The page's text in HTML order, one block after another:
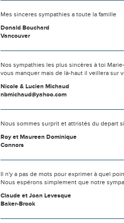
Mes sinceres sympathies a toute la famille
Donald Bouchard
Vancouver
Nos sympathies les plus sincères à toi
vous manquer mais de là-haut il veillera sur
Nicole & Lucien Michaud
nbmichaud@yahoo.com
Nous sommes surprit et attristés du depart
Roy et Maureen Dominique
Connors
Il n'y a pas de mots pour exprimer à quel
Nous espérons simplement que notre
Claude et Joan Levesque
Baker-Brook